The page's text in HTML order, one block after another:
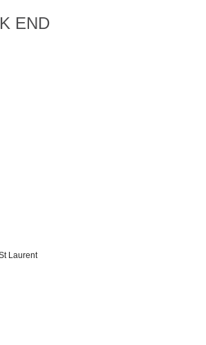
END
Laurent